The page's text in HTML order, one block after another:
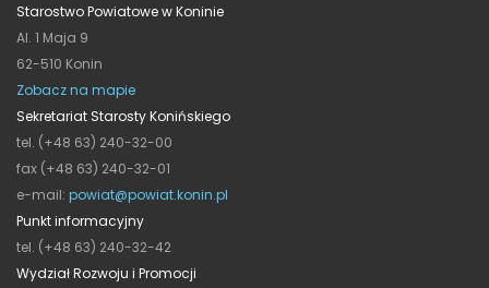
Starostwo Powiatowe w Koninie
Al. 1 Maja 9
62-510 Konin
Zobacz na mapie
Sekretariat Starosty Konińskiego
tel. (+48 63) 240-32-00
fax (+48 63) 240-32-01
e-mail: powiat@powiat.konin.pl
Punkt informacyjny
tel. (+48 63) 240-32-42
Wydział Rozwoju i Promocji